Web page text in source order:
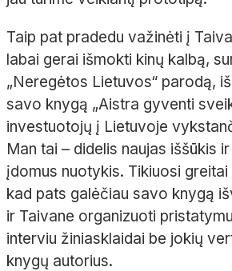
Taip pat pradedu važinėti į
labai gerai išmokti kinų kalbą,
„Neregėtos Lietuvos“ parodą,
savo knygą „Aistra gyventi
investuotojų į Lietuvoje
Man tai – didelis naujas iššūkis
įdomus nuotykis. Tikiuosi
kad pats galėčiau savo knygą
ir Taivane organizuoti
interviu žiniasklaidai be jokių
knygų autorius.